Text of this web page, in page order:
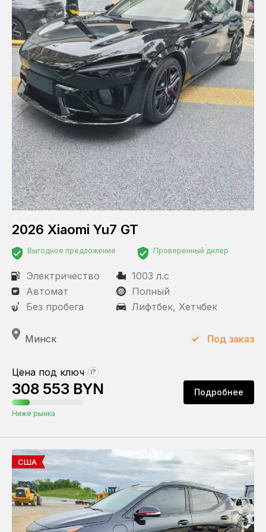
Свернуть
Топливо
Бензин
Электричество
Объем двигателя
Состояние
С пробегом
Статус
Под заказ
В наличии
В пути
Пробег
КПП
Автомат
Привод
Передний
Полный
Задний
2026 Xiaomi Yu7 GT
Выгодное предложение Проверенный дилер
Электричество
1003 л.с
Автомат
Полный
Без пробега
Лифтбек, Хетчбек
Минск
Цена под ключ ?
308 553 BYN
Ниже рынка
Подробнее
Под заказ
США